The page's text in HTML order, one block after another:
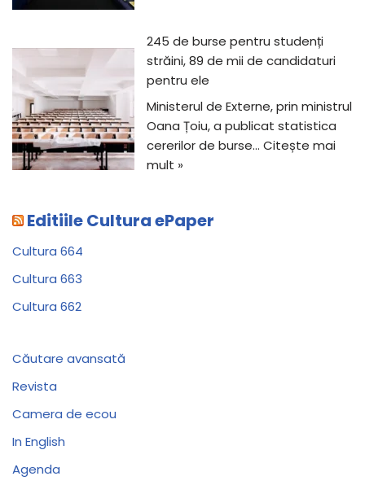
245 de burse pentru studenți
străini, 89 de mii de candidaturi
pentru ele
Ministerul de Externe, prin ministrul
Oana Țoiu, a publicat statistica
cererilor de burse… Citește mai
mult »
Editiile Cultura ePaper
Cultura 664
Cultura 663
Cultura 662
Căutare avansată
Revista
Camera de ecou
In English
Agenda